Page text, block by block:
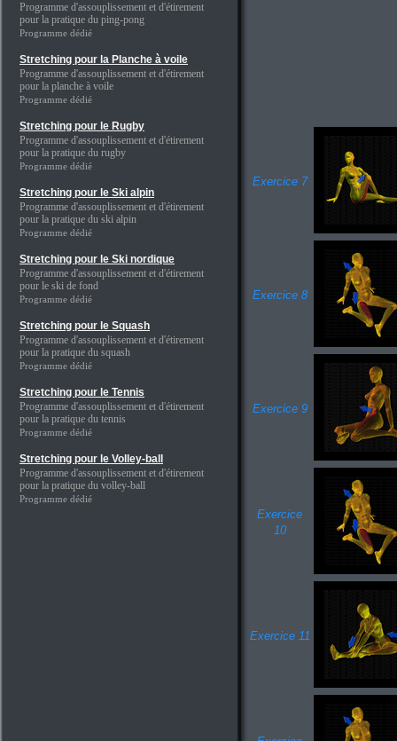
Programme d'assouplissement et d'étirement
pour la pratique du ping-pong
Programme dédié
Stretching pour la Planche à voile
Programme d'assouplissement et d'étirement
pour la planche à voile
Programme dédié
Stretching pour le Rugby
Programme d'assouplissement et d'étirement
pour la pratique du rugby
Programme dédié
Stretching pour le Ski alpin
Programme d'assouplissement et d'étirement
pour la pratique du ski alpin
Programme dédié
Stretching pour le Ski nordique
Programme d'assouplissement et d'étirement
pour le ski de fond
Programme dédié
Stretching pour le Squash
Programme d'assouplissement et d'étirement
pour la pratique du squash
Programme dédié
Stretching pour le Tennis
Programme d'assouplissement et d'étirement
pour la pratique du tennis
Programme dédié
Stretching pour le Volley-ball
Programme d'assouplissement et d'étirement
pour la pratique du volley-ball
Programme dédié
Exercice 7
Exercice 8
Exercice 9
Exercice
10
Exercice 11